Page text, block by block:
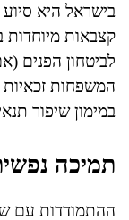
בישראל היא
קצבאות
לביטחון הפנים
המשפחות
במימון שיפור
תמיכה
ההתמודדות עם